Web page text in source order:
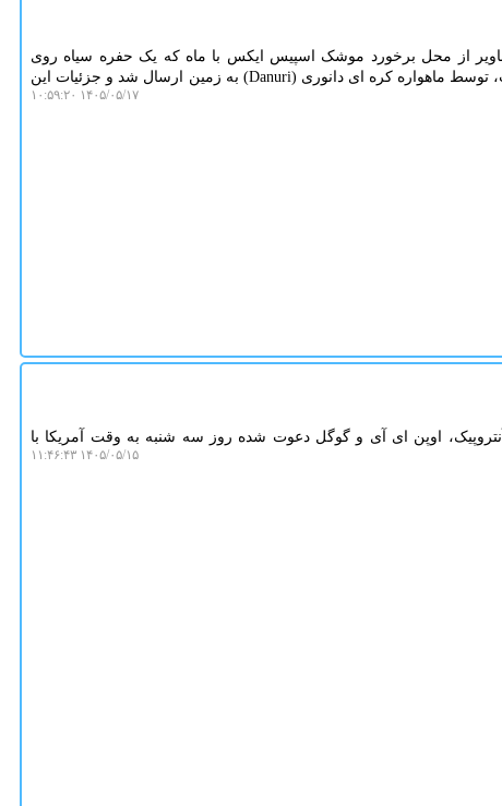
از محل برخورد موشک اسپیس ایکس با ماه که یک حفره سیاه روی
سطح قمر زمین به وجود آورده است، توسط ماهواره کره ای دانوری (Danuri) به زمین ارسال شد و جزئیات این
۱۴۰۵/۰۵/۱۷ ۱۰:۵۹:۲۰
اوپن ای آی و گوگل دعوت شده روز سه شنبه به وقت آمریکا با
۱۴۰۵/۰۵/۱۵ ۱۱:۴۶:۴۳